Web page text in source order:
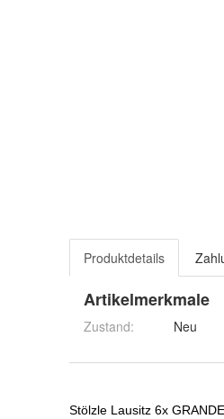
Produktdetails
Artikelmerkmale
Zustand: Neu